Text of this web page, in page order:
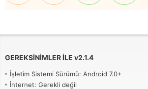
GEREKSINIMLER ILE v2.1.4
İşletim Sistemi Sürümü: Android 7.0+
İnternet: Gerekli değil